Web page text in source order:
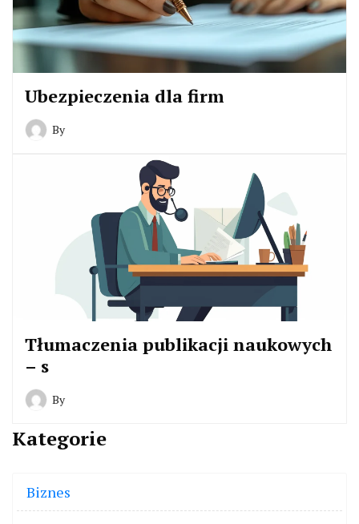
Ubezpieczenia dla firm
By
Tłumaczenia publikacji naukowych
– s
By
Kategorie
Biznes